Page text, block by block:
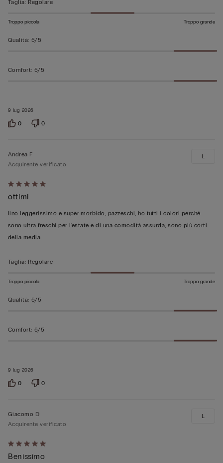
9 lug 2026
Taglia: Regolare
Troppo piccola Troppo grande
Qualità: 5/5
Comfort: 5/5
0 0
Valutato
5
su
5
9 lug 2026
Andrea F
Acquirente verificato
ottimi
lino leggerissimo e super morbido, pazzeschi, ho tutti i colori perché
sono ultra freschi per l'estate e di una comodità assurda, sono più corti
della media
L
Taglia: Regolare
Troppo piccola Troppo grande
Qualità: 5/5
Comfort: 5/5
0 0
Valutato
5
Giacomo D
Acquirente verificato
Benissimo
L